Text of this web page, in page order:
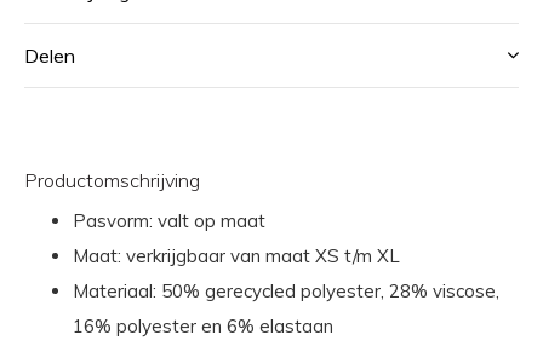
Delen
Productomschrijving
Pasvorm: valt op maat
Maat: verkrijgbaar van maat XS t/m XL
Materiaal: 50% gerecycled polyester, 28% viscose,
16% polyester en 6% elastaan